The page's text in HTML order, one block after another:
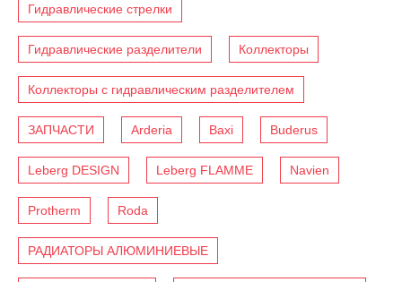
Гидравлические стрелки
Гидравлические разделители Коллекторы
Коллекторы с гидравлическим разделителем
ЗАПЧАСТИ Arderia Baxi Buderus
Leberg DESIGN Leberg FLAMME Navien
Protherm Roda
РАДИАТОРЫ АЛЮМИНИЕВЫЕ